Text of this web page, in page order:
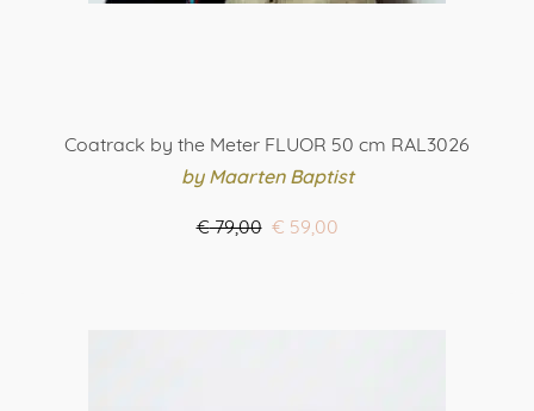
Coatrack by the Meter FLUOR 50 cm RAL3026
by Maarten Baptist
€79,00 Oorspronkelijke
€ 59,00Huidige